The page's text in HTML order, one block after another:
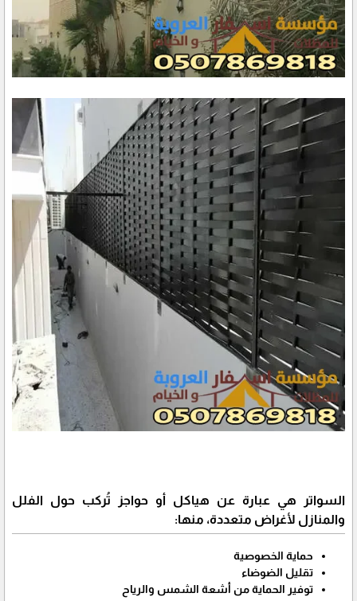
السواتر هي عبارة عن هياكل أو حواجز تُركب حول الفلل
والمنازل لأغراض متعددة، منها:
حماية الخصوصية
تقليل الضوضاء
توفير الحماية من أشعة الشمس والرياح